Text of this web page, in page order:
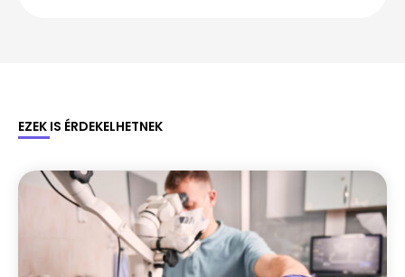
EZEK IS ÉRDEKELHETNEK